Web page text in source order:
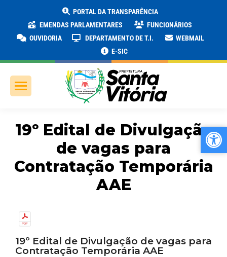
PORTAL DA TRANSPARÊNCIA
EMENDAS PARLAMENTARES
FUNCIONÁRIOS
OUVIDORIA
DEPARTAMENTO DE T.I.
WEBMAIL
E-SIC
19º Edital de Divulgação
de vagas para
Contratação Temporária
AAE
19º Edital de Divulgação de vagas para
Contratação Temporária AAE